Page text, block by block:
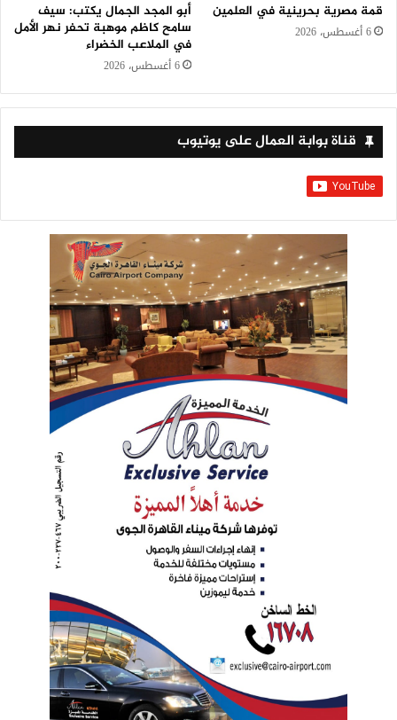
قمة مصرية بحرينية في العلمين
6 أغسطس، 2026
أبو المجد الجمال يكتب: سيف
سامح كاظم موهبة تحفر نهر الأمل
في الملاعب الخضراء
6 أغسطس، 2026
قناة بوابة العمال على يوتيوب